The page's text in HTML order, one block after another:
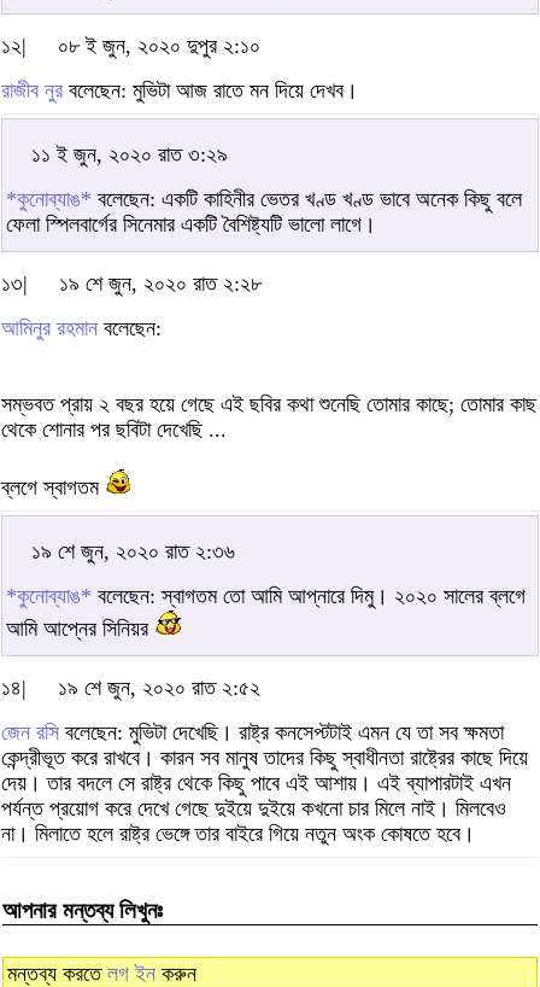
১২|
০৮ ই জুন, ২০২০ দুপুর ২:১০
রাজীব নুর বলেছেন: মুভিটা আজ রাতে মন দিয়ে দেখব।
১১ ই জুন, ২০২০ রাত ৩:২৯
*কুনোব্যাঙ* বলেছেন: একটি কাহিনীর ভেতর খণ্ড খণ্ড ভাবে অনেক কিছু বলে
ফেলা স্পিলবার্গের সিনেমার একটি বৈশিষ্ট্যটি ভালো লাগে।
১৩|
১৯ শে জুন, ২০২০ রাত ২:২৮
আমিনুর রহমান বলেছেন:
সম্ভবত প্রায় ২ বছর হয়ে গেছে এই ছবির কথা শুনেছি তোমার কাছে; তোমার কাছ
থেকে শোনার পর ছবিটা দেখেছি ...
ব্লগে স্বাগতম
১৯ শে জুন, ২০২০ রাত ২:৩৬
*কুনোব্যাঙ* বলেছেন: স্বাগতম তো আমি আপ্নারে দিমু। ২০২০ সালের ব্লগে
আমি আপ্নের সিনিয়র
১৪|
১৯ শে জুন, ২০২০ রাত ২:৫২
জেন রসি বলেছেন: মুভিটা দেখেছি। রাষ্ট্র কনসেপ্টটাই এমন যে তা সব ক্ষমতা
কেন্দ্রীভূত করে রাখবে। কারন সব মানুষ তাদের কিছু স্বাধীনতা রাষ্ট্রের কাছে দিয়ে
দেয়। তার বদলে সে রাষ্ট্র থেকে কিছু পাবে এই আশায়। এই ব্যাপারটাই এখন
পর্যন্ত প্রয়োগ করে দেখে গেছে দুইয়ে দুইয়ে কখনো চার মিলে নাই। মিলবেও
না। মিলাতে হলে রাষ্ট্র ভেঙ্গে তার বাইরে গিয়ে নতুন অংক কোষতে হবে।
আপনার মন্তব্য লিখুনঃ
মন্তব্য করতে লগ ইন করুন